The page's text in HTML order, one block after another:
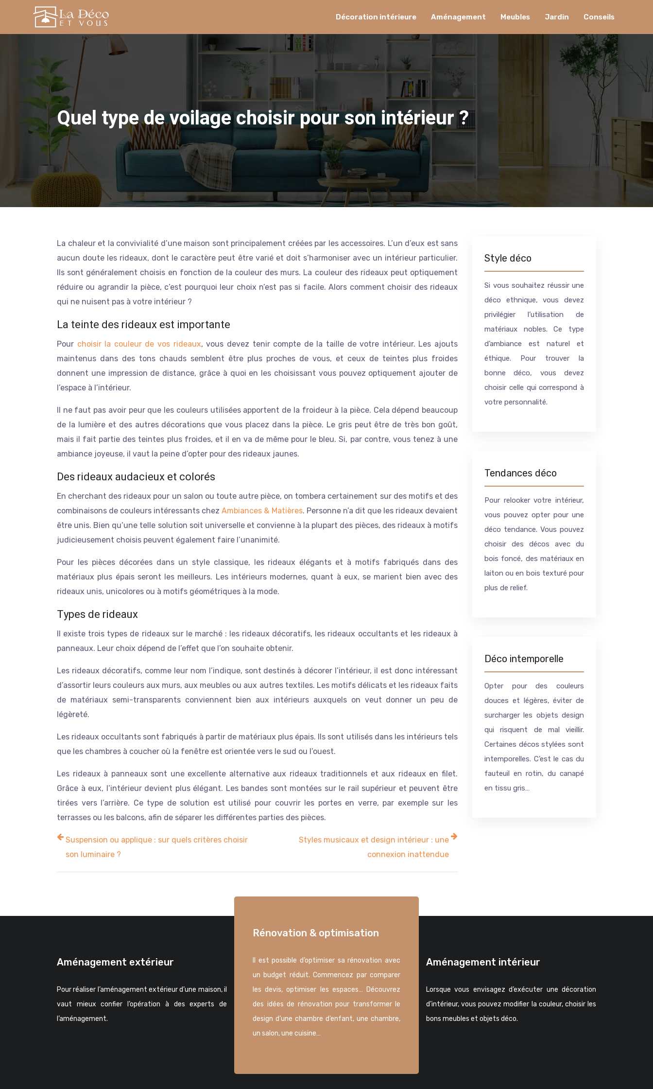
Décoration intérieure Aménagement Meubles Jardin Conseils
Quel type de voilage choisir pour son intérieur ?
La chaleur et la convivialité d’une maison sont principalement créées par les accessoires. L’un d’eux est sans
aucun doute les rideaux, dont le caractère peut être varié et doit s’harmoniser avec un intérieur particulier.
Ils sont généralement choisis en fonction de la couleur des murs. La couleur des rideaux peut optiquement
réduire ou agrandir la pièce, c’est pourquoi leur choix n’est pas si facile. Alors comment choisir des rideaux
qui ne nuisent pas à votre intérieur ?
La teinte des rideaux est importante
Pour choisir la couleur de vos rideaux, vous devez tenir compte de la taille de votre intérieur. Les ajouts
maintenus dans des tons chauds semblent être plus proches de vous, et ceux de teintes plus froides
donnent une impression de distance, grâce à quoi en les choisissant vous pouvez optiquement ajouter de
l’espace à l’intérieur.
Il ne faut pas avoir peur que les couleurs utilisées apportent de la froideur à la pièce. Cela dépend beaucoup
de la lumière et des autres décorations que vous placez dans la pièce. Le gris peut être de très bon goût,
mais il fait partie des teintes plus froides, et il en va de même pour le bleu. Si, par contre, vous tenez à une
ambiance joyeuse, il vaut la peine d’opter pour des rideaux jaunes.
Des rideaux audacieux et colorés
En cherchant des rideaux pour un salon ou toute autre pièce, on tombera certainement sur des motifs et des
combinaisons de couleurs intéressants chezAmbiances & Matières. Personne n’a dit que les rideaux devaient
être unis. Bien qu’une telle solution soit universelle et convienne à la plupart des pièces, des rideaux à motifs
judicieusement choisis peuvent également faire l’unanimité.
Pour les pièces décorées dans un style classique, les rideaux élégants et à motifs fabriqués dans des
matériaux plus épais seront les meilleurs. Les intérieurs modernes, quant à eux, se marient bien avec des
rideaux unis, unicolores ou à motifs géométriques à la mode.
Types de rideaux
Il existe trois types de rideaux sur le marché : les rideaux décoratifs, les rideaux occultants et les rideaux à
panneaux. Leur choix dépend de l’effet que l’on souhaite obtenir.
Les rideaux décoratifs, comme leur nom l’indique, sont destinés à décorer l’intérieur, il est donc intéressant
d’assortir leurs couleurs aux murs, aux meubles ou aux autres textiles. Les motifs délicats et les rideaux faits
de matériaux semi-transparents conviennent bien aux intérieurs auxquels on veut donner un peu de
légèreté.
Les rideaux occultants sont fabriqués à partir de matériaux plus épais. Ils sont utilisés dans les intérieurs tels
que les chambres à coucher où la fenêtre est orientée vers le sud ou l’ouest.
Les rideaux à panneaux sont une excellente alternative aux rideaux traditionnels et aux rideaux en filet.
Grâce à eux, l’intérieur devient plus élégant. Les bandes sont montées sur le rail supérieur et peuvent être
tirées vers l’arrière. Ce type de solution est utilisé pour couvrir les portes en verre, par exemple sur les
terrasses ou les balcons, afin de séparer les différentes parties des pièces.
Suspension ou applique : sur quels critères choisir
son luminaire ?
Styles musicaux et design intérieur : une
connexion inattendue
Style déco
Si vous souhaitez réussir une
déco ethnique, vous devez
privilégier l’utilisation de
matériaux nobles. Ce type
d’ambiance est naturel et
éthique. Pour trouver la
bonne déco, vous devez
choisir celle qui correspond à
votre personnalité.
Tendances déco
Pour relooker votre intérieur,
vous pouvez opter pour une
déco tendance. Vous pouvez
choisir des décos avec du
bois foncé, des matériaux en
laiton ou en bois texturé pour
plus de relief.
Déco intemporelle
Opter pour des couleurs
douces et légères, éviter de
surcharger les objets design
qui risquent de mal vieillir.
Certaines décos stylées sont
intemporelles. C’est le cas du
fauteuil en rotin, du canapé
en tissu gris…
Aménagement extérieur
Pour réaliser l’aménagement extérieur d’une maison, il
vaut mieux confier l’opération à des experts de
l’aménagement.
Rénovation & optimisation
Il est possible d’optimiser sa rénovation avec
un budget réduit. Commencez par comparer
les devis, optimiser les espaces… Découvrez
des idées de rénovation pour transformer le
design d’une chambre d’enfant, une chambre,
un salon, une cuisine…
Aménagement intérieur
Lorsque vous envisagez d’exécuter une décoration
d’intérieur, vous pouvez modifier la couleur, choisir les
bons meubles et objets déco.